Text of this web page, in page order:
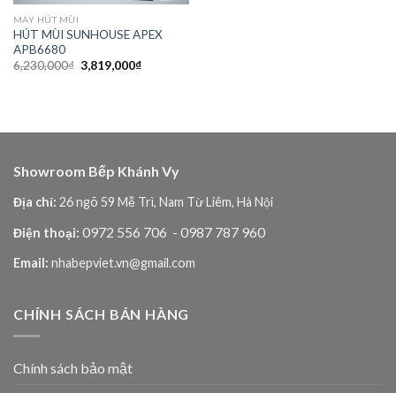
MÁY HÚT MÙI
HÚT MÙI SUNHOUSE APEX
APB6680
6,230,000₫ Giá
gốc
3,819,000₫Giá
Showroom Bếp Khánh Vy
Địa chỉ: 26 ngõ 59 Mễ Trì, Nam Từ Liêm, Hà Nội
Điện thoại: 0972 556 706 - 0987 787 960
Email: nhabepviet.vn@gmail.com
CHÍNH SÁCH BÁN HÀNG
Chính sách bảo mật